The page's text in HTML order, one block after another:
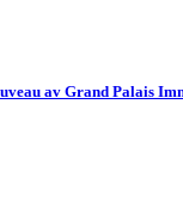
av Grand Palais